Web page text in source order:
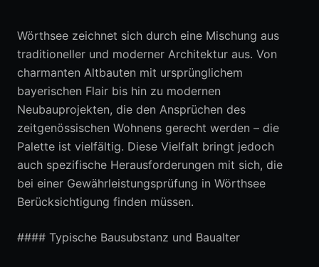
Wörthsee zeichnet sich durch eine Mischung aus
traditioneller und moderner Architektur aus. Von
charmanten Altbauten mit ursprünglichem
bayerischen Flair bis hin zu modernen
Neubauprojekten, die den Ansprüchen des
zeitgenössischen Wohnens gerecht werden – die
Palette ist vielfältig. Diese Vielfalt bringt jedoch
auch spezifische Herausforderungen mit sich, die
bei einer Gewährleistungsprüfung in Wörthsee
Berücksichtigung finden müssen.
#### Typische Bausubstanz und Baualter